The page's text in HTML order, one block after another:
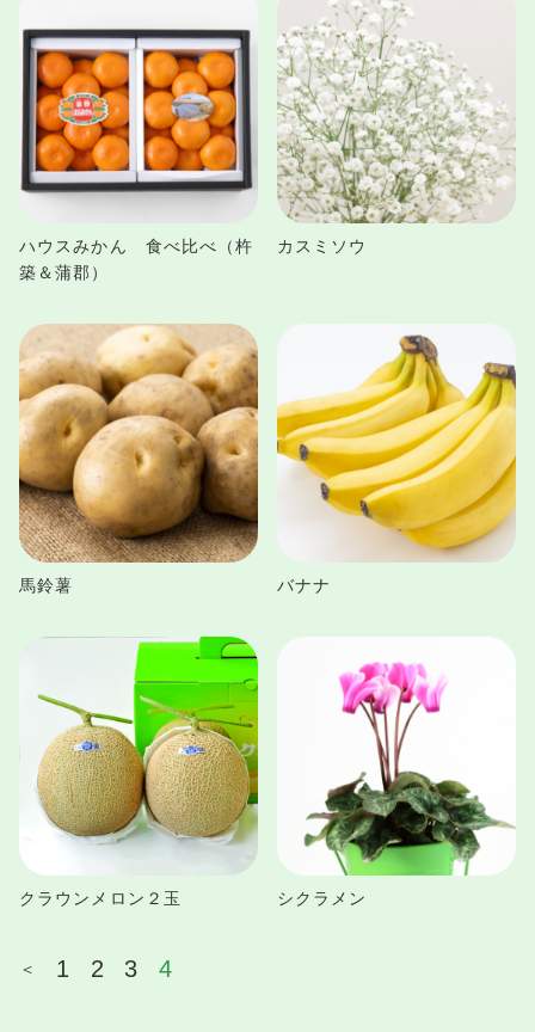
ハウスみかん 食べ比べ（杵
築＆蒲郡）
カスミソウ
馬鈴薯 バナナ
クラウンメロン２玉 シクラメン
＜ 1 2 3 4